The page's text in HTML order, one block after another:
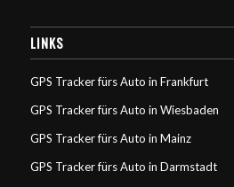
LINKS
GPS Tracker fürs Auto in Frankfurt
GPS Tracker fürs Auto in Wiesbaden
GPS Tracker fürs Auto in Mainz
GPS Tracker fürs Auto in Darmstadt